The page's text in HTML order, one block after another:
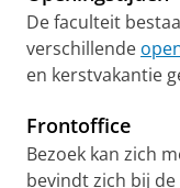
De faculteit
verschillende
en kerstvakantie
Frontoffice
Bezoek kan zich
bevindt zich bij